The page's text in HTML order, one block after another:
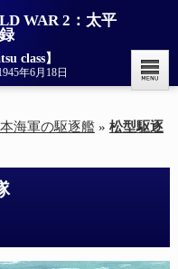
WAR 2：太平
class】
年6月18日
本海軍の駆逐艦 » 松型駆逐